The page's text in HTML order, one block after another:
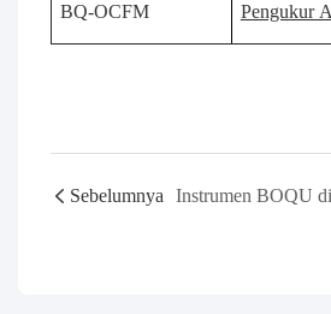
BQ-OCFM Pengukur
Sebelumnya Instrumen BOQU